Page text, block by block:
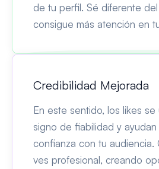
de tu perfil. Sé diferente
consigue más atención en
Credibilidad Mejorada
En este sentido, los likes se
signo de fiabilidad y
confianza con tu audiencia.
ves profesional, creando